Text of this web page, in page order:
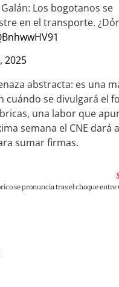
Los bogotanos se
en el transporte.
2025
abstracta: es una
cuándo se divulgará el
una labor que
semana el CNE dará
sumar firmas.